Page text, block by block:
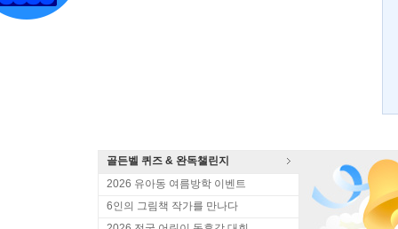
골든벨 퀴즈 & 완독챌린지
2026 유아동 여름방학 이벤트
6인의 그림책 작가를 만나다